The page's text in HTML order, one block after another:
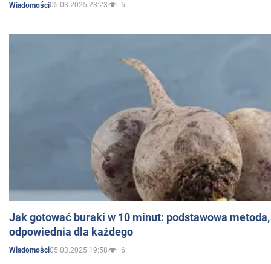
Wiadomości05.03.2025 23:23 5
Jak gotować buraki w 10 minut: podstawowa
odpowiednia dla każdego
Wiadomości05.03.2025 19:58 6